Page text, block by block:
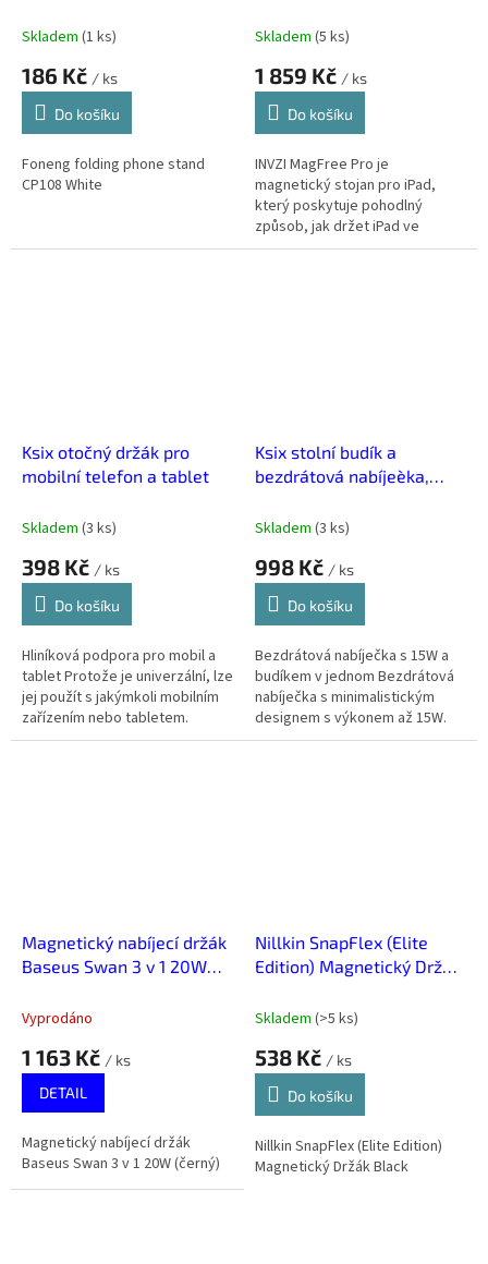
Skladem (1 ks)
186 Kč / ks
Do košíku
Foneng folding phone stand
CP108 White
Skladem (5 ks)
1 859 Kč / ks
Do košíku
INVZI MagFree Pro je
magnetický stojan pro iPad,
který poskytuje pohodlný
způsob, jak držet iPad ve
vzduchu. Navržený pro iPad Pro,
Ksix otočný držák pro
mobilní telefon a tablet
Skladem (3 ks)
398 Kč / ks
Do košíku
Hliníková podpora pro mobil a
tablet Protože je univerzální, lze
jej použít s jakýmkoli mobilním
zařízením nebo tabletem.
Ideální pro videohovory nebo
Ksix stolní budík a
bezdrátová nabíjeèka,
Skladem (3 ks)
998 Kč / ks
Do košíku
Bezdrátová nabíječka s 15W a
budíkem v jednom Bezdrátová
nabíječka s minimalistickým
designem s výkonem až 15W.
Obsahuje budík a indikátor
Magnetický nabíjecí držák
Baseus Swan 3 v 1 20W
Vyprodáno
1 163 Kč / ks
DETAIL
Magnetický nabíjecí držák
Baseus Swan 3 v 1 20W (černý)
Nillkin SnapFlex (Elite
Edition) Magnetický Držák
Skladem (>5 ks)
538 Kč / ks
Do košíku
Nillkin SnapFlex (Elite Edition)
Magnetický Držák Black